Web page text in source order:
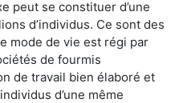
peut se constituer d’une
d’individus. Ce sont des
mode de vie est régi par
de fourmis
de travail bien élaboré et
d’une même